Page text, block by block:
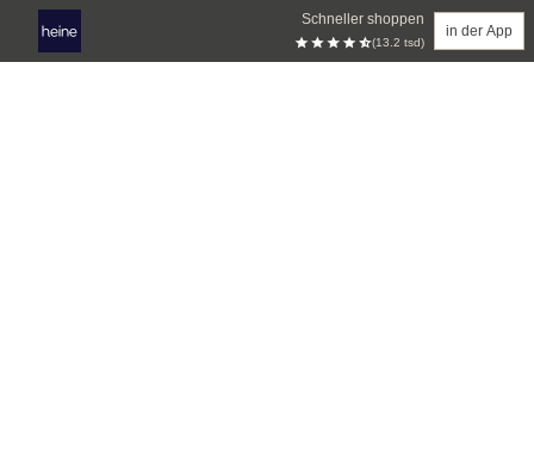
Schneller shoppen
(13.2 tsd)
in der App